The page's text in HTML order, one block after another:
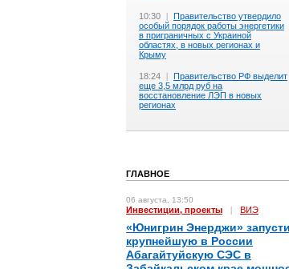
10:30 | Правительство утвердило
особый порядок работы энергетики
в приграничных с Украиной
областях, в новых регионах и
Крыму
18:24 | Правительство РФ выделит
еще 3,5 млрд руб на
восстановление ЛЭП в новых
регионах
ГЛАВНОЕ
06 августа, 13:50
Инвестиции, проекты | ВИЭ
«Юнигрин Энерджи»
крупнейшую в России
Абагайтуйскую СЭС в